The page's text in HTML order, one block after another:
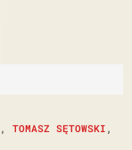
, TOMASZ SĘTOWSKI ,